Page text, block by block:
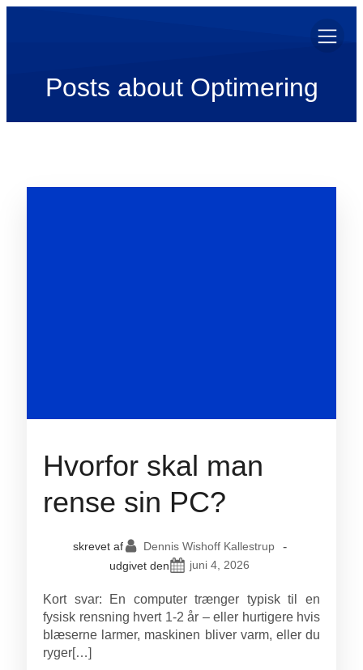
Posts about Optimering
Hvorfor skal man
rense sin PC?
skrevet af Dennis Wishoff Kallestrup -
udgivet den juni 4, 2026
Kort svar: En computer trænger typisk til en
fysisk rensning hvert 1-2 år – eller hurtigere hvis
blæserne larmer, maskinen bliver varm, eller du
ryger[…]